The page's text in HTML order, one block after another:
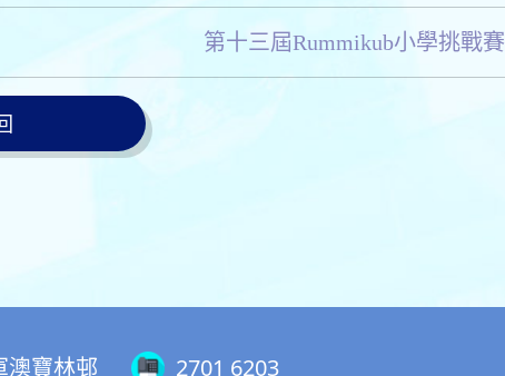
第十三屆Rummikub小學挑戰賽
澳寶林邨 2701 6203